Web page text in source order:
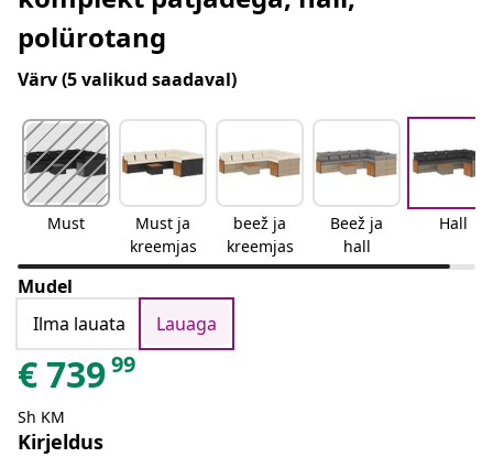
polürotang
Värv(5 valikud saadaval)
Must
Must ja
kreemjas
beež ja
kreemjas
Beež ja
hall
Hall
Mudel
Ilma lauata
Lauaga
€73999
Sh KM
Kirjeldus